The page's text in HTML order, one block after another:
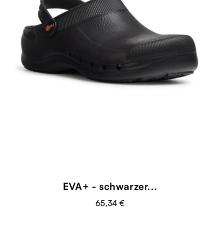
EVA+ - schwarzer...
65,34 €